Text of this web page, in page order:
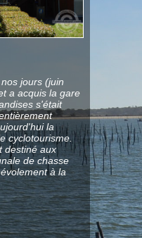
jours (juin
a acquis la gare
s'était
la
cyclotourisme.
destiné aux
de chasse
à la